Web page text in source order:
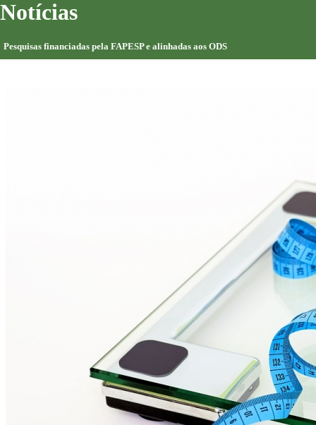
Notícias
Pesquisas financiadas pela FAPESP e alinhadas aos ODS